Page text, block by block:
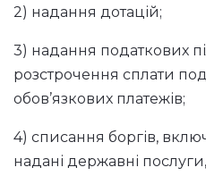
2) надання дотацій;
3) надання податкових
розстрочення сплати
обов’язкових платежів;
4) списання боргів,
надані державні